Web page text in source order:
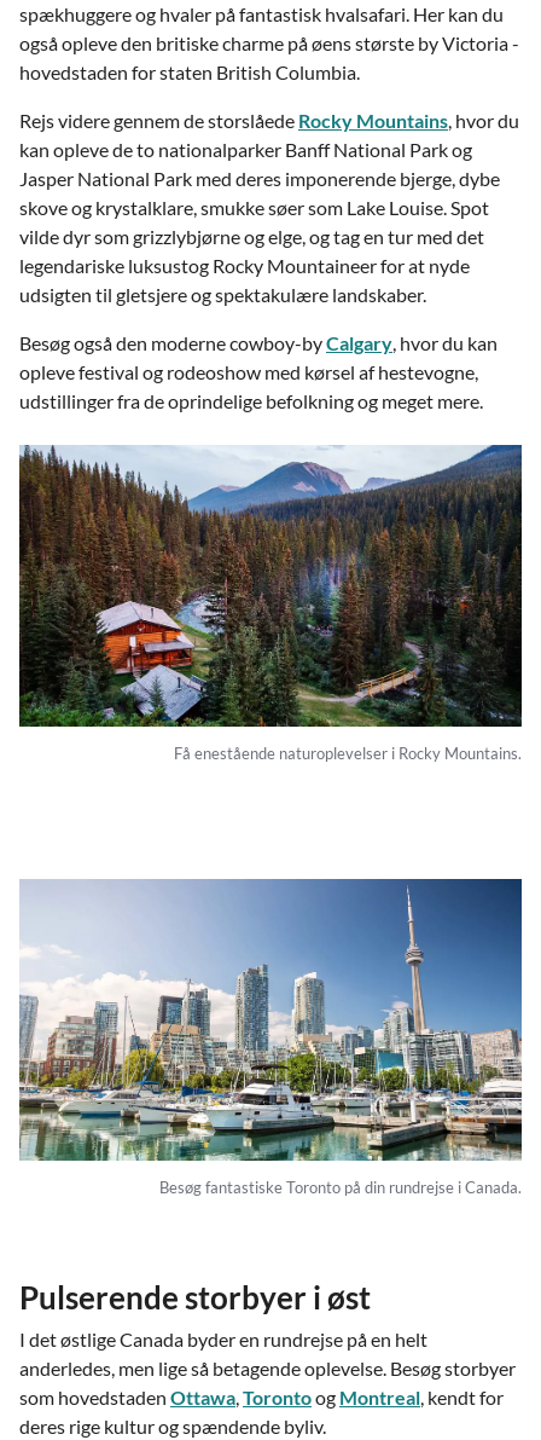
spækhuggere og hvaler på fantastisk hvalsafari. Her kan du
også opleve den britiske charme på øens største by Victoria -
hovedstaden for staten British Columbia.
Rejs videre gennem de storslåede Rocky Mountains, hvor du
kan opleve de to nationalparker Banff National Park og
Jasper National Park med deres imponerende bjerge, dybe
skove og krystalklare, smukke søer som Lake Louise. Spot
vilde dyr som grizzlybjørne og elge, og tag en tur med det
legendariske luksustog Rocky Mountaineer for at nyde
udsigten til gletsjere og spektakulære landskaber.
Besøg også den moderne cowboy-byCalgary, hvor du kan
opleve festival og rodeoshow med kørsel af hestevogne,
udstillinger fra de oprindelige befolkning og meget mere.
Få enestående naturoplevelser i Rocky Mountains.
Besøg fantastiske Toronto på din rundrejse i Canada.
Pulserende storbyer i øst
I det østlige Canada byder en rundrejse på en helt
anderledes, men lige så betagende oplevelse. Besøg storbyer
som hovedstaden Ottawa,Torontoog Montreal, kendt for
deres rige kultur og spændende byliv.